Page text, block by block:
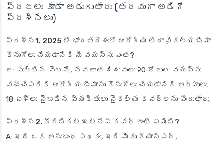
ప్రజలు కూడా అడుగుతారు (తరచుగా అడిగే
ప్రశ్నలు)
ప్రశ్న1. 2025 లో భారతదేశంలో ఆరోగ్య లేదా వైకల్య బీమా
కొనుగోలు చేయడానికి మీ వయస్సు ఎంత?
జ: పుట్టిన వెంటనే, నవజాత శిశువులు 90 రోజుల వయస్సు
వచ్చేసరికి ఆరోగ్య బీమాను కొనుగోలు చేయడానికి అర్హులు.
18 ఏళ్లు పైబడిన వ్యక్తులు వైకల్య కవర్లను పొందుతారు.
ప్రశ్న2. క్రిటికల్ ఇల్నెస్ కవర్ అంటే ఏమిటి?
A: ఇది ఒక అనుబంధ పథకం, ఇది మీకు క్యాన్సర్,